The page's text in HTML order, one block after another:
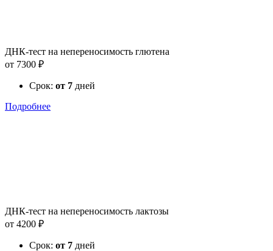
ДНК-тест на непереносимость глютена
от 7300 ₽
Срок: от 7 дней
Подробнее
ДНК-тест на непереносимость лактозы
от 4200 ₽
Срок: от 7 дней